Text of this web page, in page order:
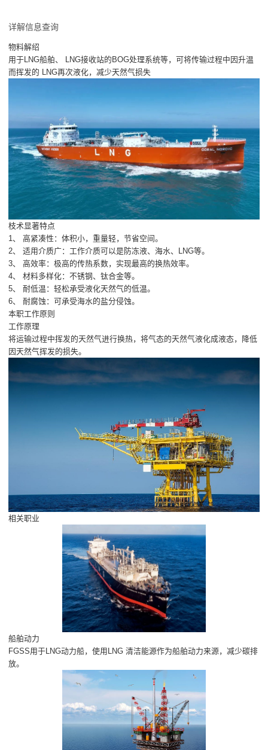
详解信息查询
物料解绍
用于LNG船舶、 LNG接收站的BOG处理系统等，可将传输过程中因升温
而挥发的 LNG再次液化，减少天然气损失
枝术显著特点
1、 高紧凑性：体积小，重量轻，节省空间。
2、 适用介质广：工作介质可以是防冻液、海水、LNG等。
3、 高效率：极高的传热系数，实现最高的换热效率。
4、 材料多样化：不锈钢、钛合金等。
5、 耐低温：轻松承受液化天然气的低温。
6、 耐腐蚀：可承受海水的盐分侵蚀。
本职工作原则
工作原理
将运输过程中挥发的天然气进行换热，将气态的天然气液化成液态，降低
因天然气挥发的损失。
相关职业
船舶动力
FGSS用于LNG动力船，使用LNG 清洁能源作为船舶动力来源，减少碳排
放。